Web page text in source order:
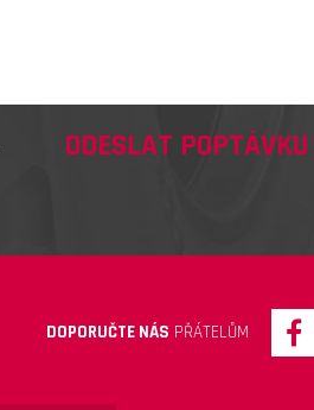
DOPORUČTE NÁS PŘÁTELŮM